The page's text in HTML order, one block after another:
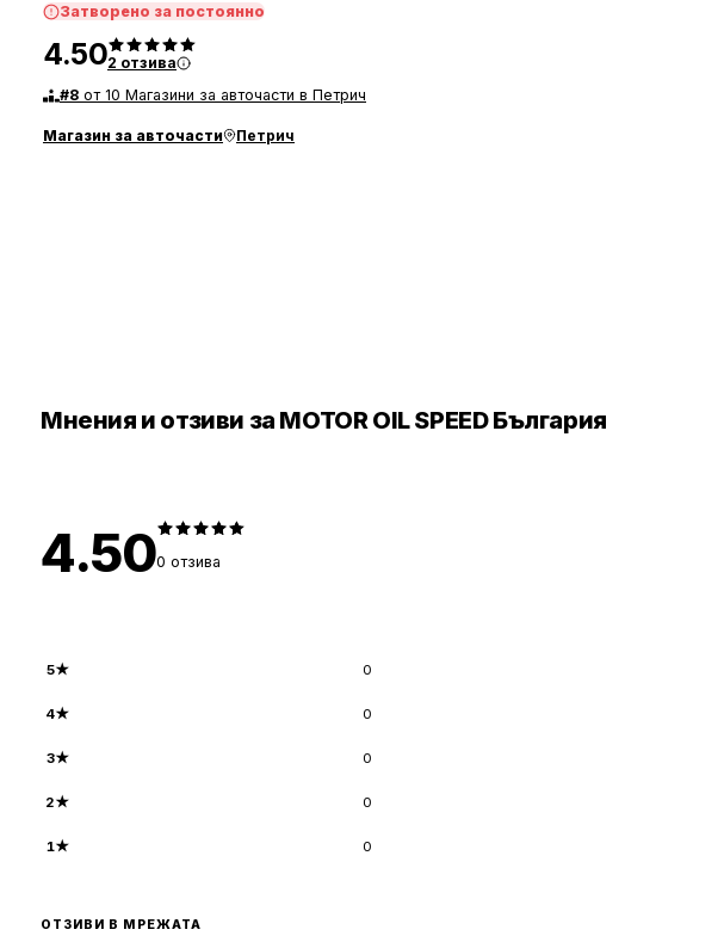
Затворено за постоянно
4.502 отзива
#8 от 10 Магазини за авточасти в Петрич
Магазин за авточасти Петрич
Мнения и отзиви за MOTOR OIL SPEED България
4.500 отзива
5★ 0
4★ 0
3★ 0
2★ 0
1★ 0
ОТЗИВИ В МРЕЖАТА